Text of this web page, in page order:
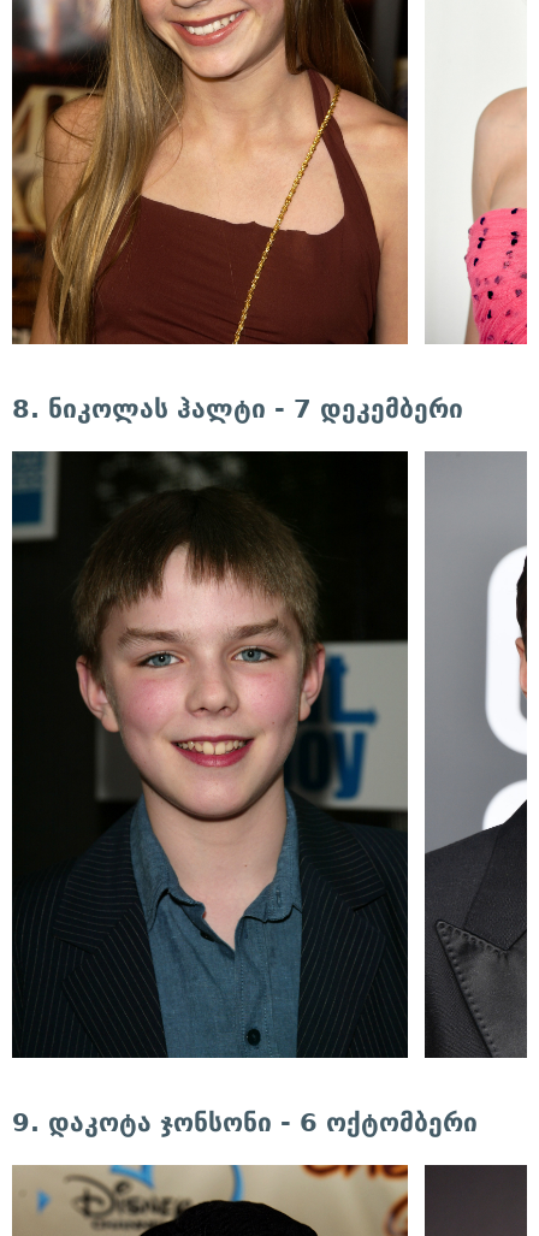
8. ნიკოლას ჰალტი - 7 დეკემბერი
9. დაკოტა ჯონსონი - 6 ოქტომბერი